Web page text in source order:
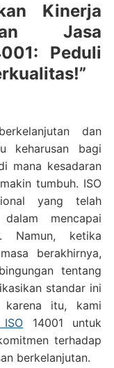
Kinerja
Jasa
Peduli
dan
keharusan bagi
mana kesadaran
tumbuh. ISO
yang telah
mencapai
Namun, ketika
berakhirnya,
tentang
standar ini
itu, kami
14001 untuk
terhadap
berkelanjutan.